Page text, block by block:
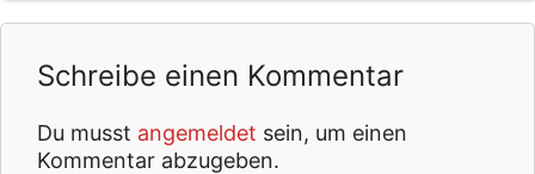
Schreibe einen Kommentar
Du musst angemeldet sein, um einen
Kommentar abzugeben.